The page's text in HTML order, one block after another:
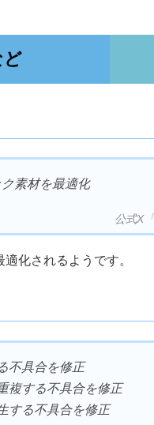
ど
素材を最適化
公式X「
化されるようです。
不具合を修正
複する不具合を修正
する不具合を修正